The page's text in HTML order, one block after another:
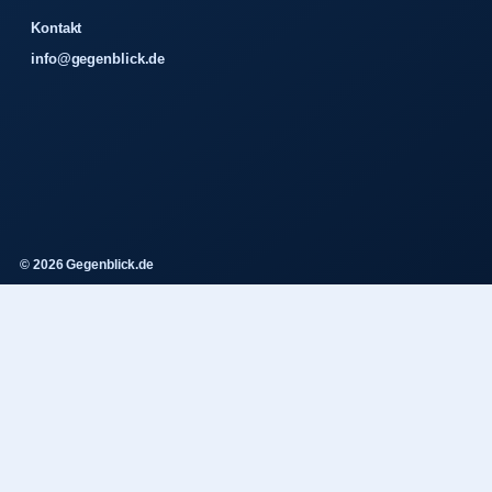
Kontakt
info@gegenblick.de
© 2026 Gegenblick.de